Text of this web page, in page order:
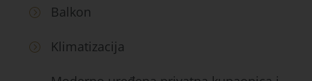
Balkon
Klimatizacija